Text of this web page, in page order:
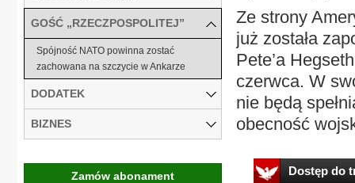
Ze strony
już została
Pete’a
czerwca. W
nie będą
obecność
Dostęp do
GOŚĆ „RZECZPOSPOLITEJ”
Spójność NATO powinna zostać
zachowana na szczycie w Ankarze
DODATEK
BIZNES
Zamów abonament